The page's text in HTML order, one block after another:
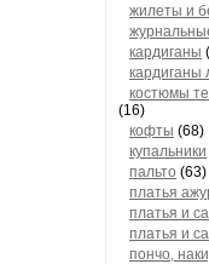
жилеты и
кардиганы
кардиганы
костюмы
(16)
кофты (68)
купальники
пальто (63)
платья
платья и
платья и
пончо,